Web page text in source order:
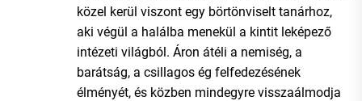
közel kerül viszont egy börtönviselt tanárhoz,
aki végül a halálba menekül a kintit leképező
intézeti világból. Áron átéli a nemiség, a
barátság, a csillagos ég felfedezésének
élményét, és közben mindegyre visszaálmodja